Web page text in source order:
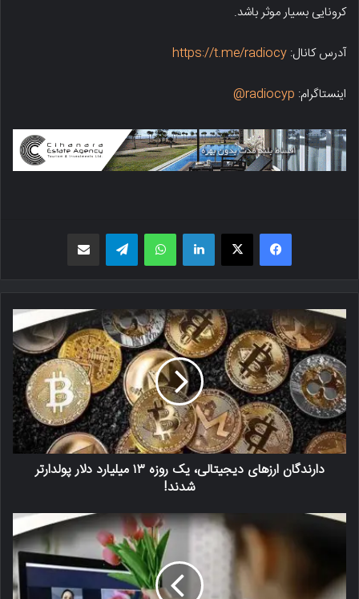
کرونایی بسیار موثر باشد.
آدرس کانال: https://t.me/radiocy
اینستاگرام: radiocyp@
فیسبوک X لینکدین واتس اپ تلگرام
دارندگان ارزهای دیجیتالی، یک روزه ۱۳ میلیارد دلار پولدارتر
شدند!